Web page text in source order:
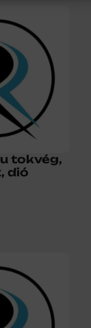
tokvég,
dió